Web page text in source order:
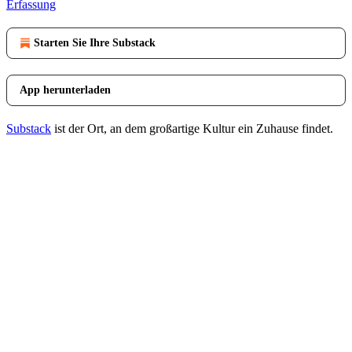
Erfassung
Starten Sie Ihre Substack
App herunterladen
Substack ist der Ort, an dem großartige Kultur ein Zuhause findet.